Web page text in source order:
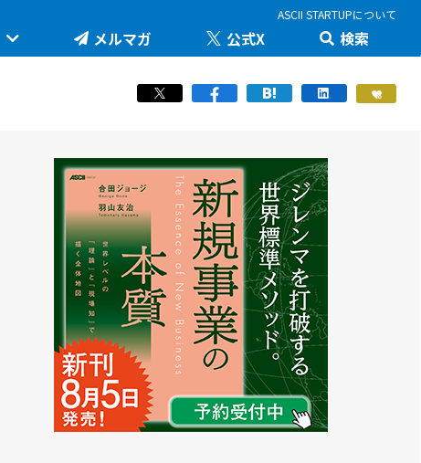
ASCII STARTUPについて
未来を変える科学技術を追え！大学発の地味推しテ
ICTスタートアップリーグ
堺市・中百舌鳥の社会課題解決型イノベーション
マスク・ド・アナライズのスタートアップ！人事！
JAPAN INNOVATION DAY 2024
働き方/ツール
起業家教育
メルマガ 公式X 検索